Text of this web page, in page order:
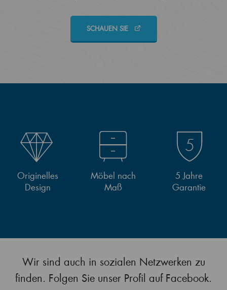
SCHAUEN SIE
Originelles
Design
Möbel nach
Maß
5 Jahre
Garantie
Wir sind auch in sozialen Netzwerken zu
finden. Folgen Sie unser Profil auf Facebook.